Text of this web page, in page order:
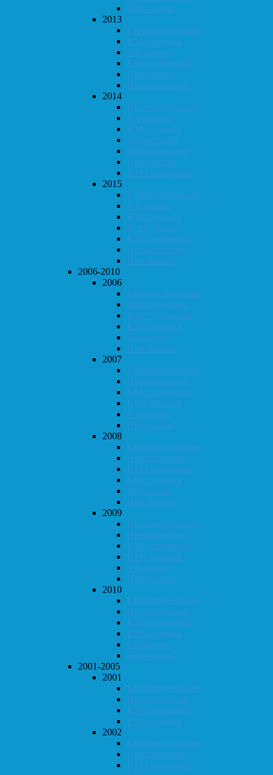
Høst-konrad
2013
Klubbmesterskapet
KM i lynsjakk
Vår-konrad
KM i hurtigsjakk
Høst-konrad
Høstturneringen
2014
Klubbmesterskapet
Vår-konrad
KM i lynsjakk
Dobbeltsjakk
Høstturneringen
Høst-konrad
KM i hurtigsjakk
2015
Klubbmesterskapet
Vår-konrad
KM i lynsjakk
Dobbeltsjakk
KM i hurtigsjakk
Høstturneringen
Høst-konrad
2006-2010
2006
Klubbmesterskapet
Høstturneringen
KM i hurtigsjakk
KM i lynsjakk
Vår-konrad
Høst-konrad
2007
Klubbmesterskapet
Høstturneringen
KM i hurtigsjakk
KM i lynsjakk
Vår-konrad
Høst-konrad
2008
Klubbmesterskapet
Høstturneringen
KM i hurtigsjakk
KM i lynsjakk
Vår-konrad
Høst-konrad
2009
Klubbmesterskapet
Høstturneringen
KM i hurtigsjakk
KM i lynsjakk
Vår-konrad
Høst-konrad
2010
Klubbmesterskapet
Høstturneringen
KM i hurtigsjakk
KM i lynsjakk
Vår-konrad
Høst-konrad
2001-2005
2001
Klubbmesterskapet
Høstturneringen
KM i hurtigsjakk
KM i lynsjakk
2002
Klubbmesterskapet
Høstturneringen
KM i hurtigsjakk